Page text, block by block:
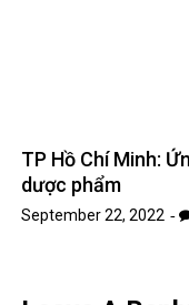
TP Hồ Chí Minh:
dược phẩm
September 22, 2022